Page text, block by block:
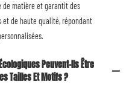
de matière et garantit des
et de haute qualité, répondant
Peuvent-Ils Être
Tailles Et Motifs ?